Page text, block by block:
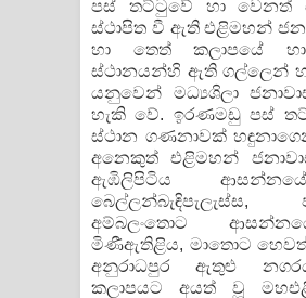
පස් තට්ටුවේ හා වෙනත්
ස්ථාපිත වී ඇති එළිමහන්
හා තෙත් කලාපයේ
ස්ථානයන්හි ඇති ගල්ලෙන්
යනුවෙන් මධ්‍යශිලා
හැකි වේ. ඉරණමඩු පස්
ස්ථාන ගණනාවක්
අනෙකුත් එළිමහන්
ඇඹිලිපිටිය
බෙල්ලන්බැඳිපැලැස්ස,
අම්බලංතොට
මිණීඇතිළිය, මාතොට
අනුරාධපුර ඇතුළු
කලාපයට අයත් වූ